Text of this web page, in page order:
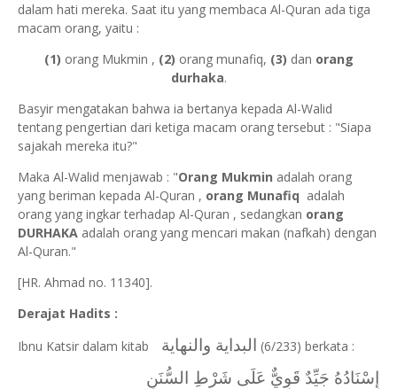
dalam hati mereka. Saat itu yang membaca Al-Quran ada tiga
macam orang, yaitu :
(1) orang Mukmin , (2) orang munafiq, (3) dan orang
durhaka.
Basyir mengatakan bahwa ia bertanya kepada Al-Walid
tentang pengertian dari ketiga macam orang tersebut : "Siapa
sajakah mereka itu?"
Maka Al-Walid menjawab : "Orang Mukmin adalah orang
yang beriman kepada Al-Quran , orang Munafiq adalah
orang yang ingkar terhadap Al-Quran , sedangkan orang
DURHAKA adalah orang yang mencari makan (nafkah) dengan
Al-Quran."
[HR. Ahmad no. 11340].
Derajat Hadits :
Ibnu Katsir dalam kitab
البداية والنهاية (6/233) berkata :
إِسْنَادُهُ جَيِّدٌ قَوِيٌّ عَلَى شَرْطِ السُّنَنِ